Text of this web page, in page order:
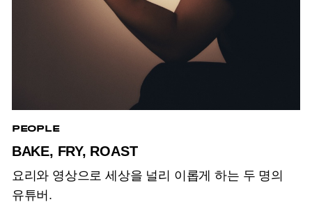
PEOPLE
BAKE, FRY, ROAST
요리와 영상으로 세상을 널리 이롭게 하는 두 명의
유튜버.